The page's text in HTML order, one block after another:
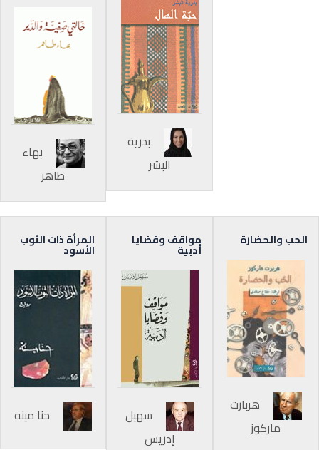
بدرية
البشر
بهاء
طاهر
الحب والحضارة
هربارت
ماركوز
مواقف وقضايا
أدبية
سهيل
إدريس
المرأة ذات الثوب
الأسود
حنا مينه